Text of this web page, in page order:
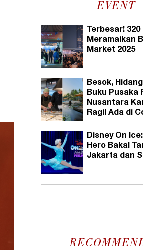
EVENT
Terbesar!
Meramaikan
Market 2025
Besok,
Buku Pusaka
Nusantara
Ragil Ada di
Disney On
Hero Bakal
Jakarta dan